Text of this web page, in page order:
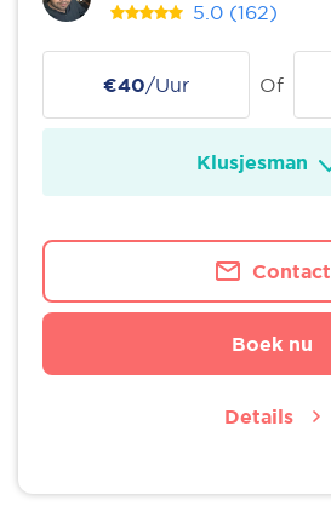
5.0 (162)
€40/Uur Of
Klusjesman
Contact
Boek nu
Details